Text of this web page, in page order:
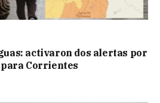
activaron dos alertas por
Corrientes